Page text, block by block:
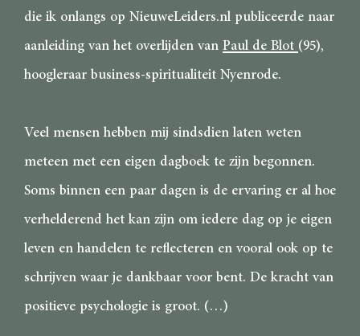
die ik onlangs op NieuweLeiders.nl publiceerde naar
aanleiding van het overlijden vanPaul de Blot (95),
hoogleraar business-spiritualiteit Nyenrode.
Veel mensen hebben mij sindsdien laten weten
meteen met een eigen dagboek te zijn begonnen.
Soms binnen een paar dagen is de ervaring er al hoe
verhelderend het kan zijn om iedere dag op je eigen
leven en handelen te reflecteren en vooral ook op te
schrijven waar je dankbaar voor bent. De kracht van
positieve psychologie is groot. (…)